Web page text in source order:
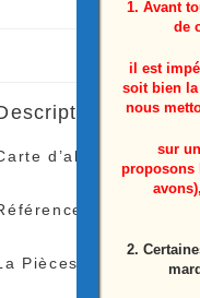
d’alimentation
BN44-
Pièces Proviens
1. Avant
de
il est
soit bien la
nous
sur
proposons
2.